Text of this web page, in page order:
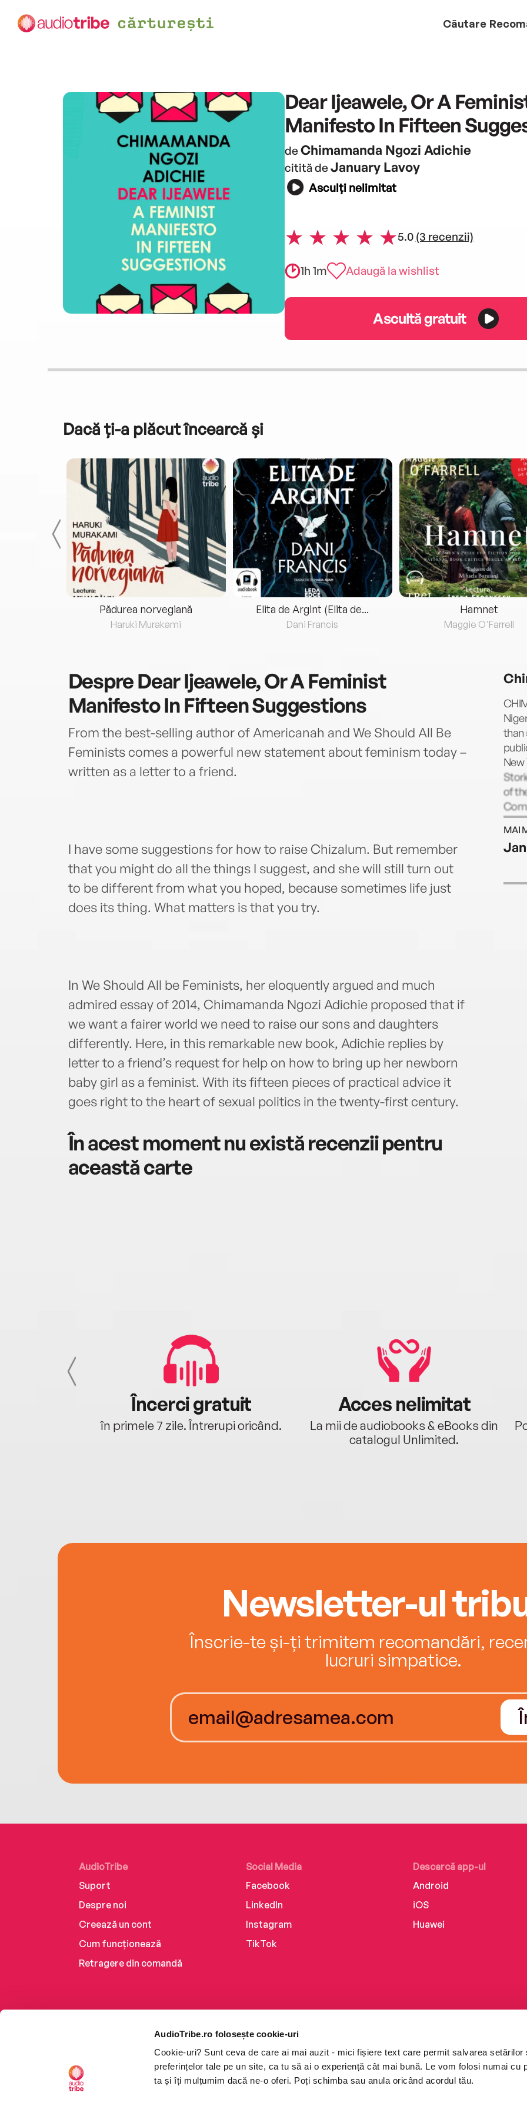
AudioTribe.ro folosește cookie-uri
Cookie-uri? Sunt ceva de care ai mai auzit - mici fișiere text care permit salvarea setărilor
preferințelor tale pe un site, ca tu să ai o experiență cât mai bună. Le vom folosi numai cu
ta și îți mulțumim dacă ne-o oferi. Poți schimba sau anula oricând acordul tău.
Căutare
Dear Ijeawele, Or A
Manifesto In Fifteen
de Chimamanda Ngozi Adichie
citită de January Lavoy
Asculți nelimitat
5.0 (3 recenzii)
1h 1m Adaugă la wishlist
Ascultă gratuit
Dacă ți-a plăcut încearcă și
Pădurea norvegiană
Haruki Murakami
Elita de Argint (Elita de...
Dani Francis
Hamnet
Maggie O'Farrell
DespreDear Ijeawele, Or A Feminist
Manifesto In Fifteen Suggestions
From the best-selling author of Americanah and We Should All Be
Feminists comes a powerful new statement about feminism today –
written as a letter to a friend.
I have some suggestions for how to raise Chizalum. But remember
that you might do all the things I suggest, and she will still turn out
to be different from what you hoped, because sometimes life just
does its thing. What matters is that you try.
In We Should All be Feminists, her eloquently argued and much
admired essay of 2014, Chimamanda Ngozi Adichie proposed that if
we want a fairer world we need to raise our sons and daughters
differently. Here, in this remarkable new book, Adichie replies by
letter to a friend’s request for help on how to bring up her newborn
baby girl as a feminist. With its fifteen pieces of practical advice it
goes right to the heart of sexual politics in the twenty-first century.
În acest moment nu există recenzii pentru
această carte
than
New
of
Sun,
MAI
Încerci gratuit
în primele 7 zile. Întrerupi oricând.
Acces nelimitat
La mii de audiobooks & eBooks din
catalogul Unlimited.
Newsletter-ul
Înscrie-te și-ți trimitem recomandări,
lucruri simpatice.
AudioTribe
Suport
Despre noi
Creează un cont
Cum funcționează
Retragere din comandă
Social Media
Facebook
LinkedIn
Instagram
TikTok
Descarcă app-ul
Android
iOS
Huawei